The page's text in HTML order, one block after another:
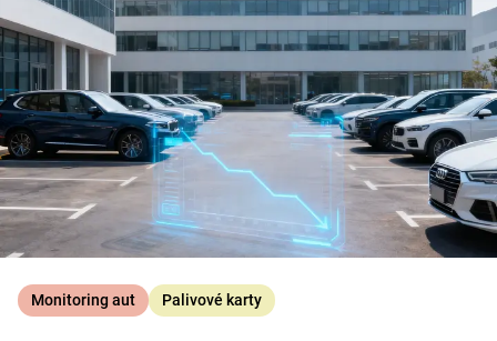
Monitoring aut Palivové karty